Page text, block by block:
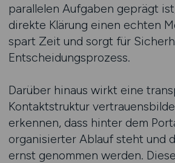
parallelen Aufgaben geprägt
direkte Klärung einen echten
spart Zeit und sorgt für
Entscheidungsprozess.
Darüber hinaus wirkt eine
Kontaktstruktur
erkennen, dass hinter dem
organisierter Ablauf steht und
ernst genommen werden.